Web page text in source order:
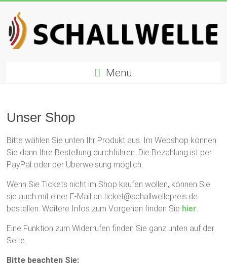
Inhalt
springen
Preis
für
Elektronische
Musik
Menü
Unser Shop
Bitte wählen Sie unten Ihr Produkt aus. Im Webshop können
Sie dann Ihre Bestellung durchführen. Die Bezahlung ist per
PayPal oder per Überweisung möglich.
Wenn Sie Tickets nicht im Shop kaufen wollen, können Sie
sie auch mit einer E-Mail an ticket@schallwellepreis.de
bestellen. Weitere Infos zum Vorgehen finden Sie hier.
Eine Funktion zum Widerrufen finden Sie ganz unten auf der
Seite.
Bitte beachten Sie: